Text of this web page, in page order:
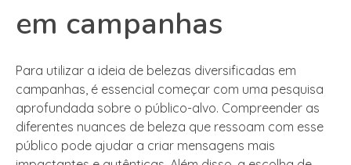
em campanhas
Para utilizar a ideia de belezas diversificadas em
campanhas, é essencial começar com uma pesquisa
aprofundada sobre o público-alvo. Compreender as
diferentes nuances de beleza que ressoam com esse
público pode ajudar a criar mensagens mais